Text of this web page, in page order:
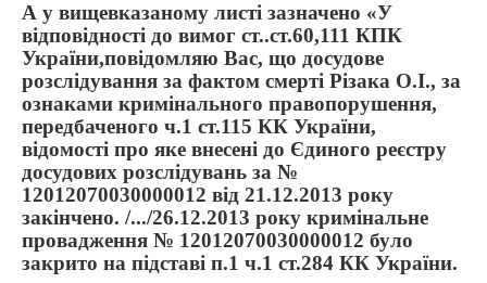
А у вищевказаному листі зазначено «У
відповідності до вимог ст..ст.60,111 КПК
України,повідомляю Вас, що досудове
розслідування за фактом смерті Різака О.І., за
ознаками кримінального правопорушення,
передбаченого ч.1 ст.115 КК України,
відомості про яке внесені до Єдиного реєстру
досудових розслідувань за №
12012070030000012 від 21.12.2013 року
закінчено. /.../26.12.2013 року кримінальне
провадження № 12012070030000012 було
закрито на підставі п.1 ч.1 ст.284 КК України.